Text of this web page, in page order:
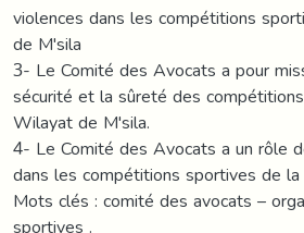
violences dans les compétitions
de M'sila
3- Le Comité des Avocats a pour
sécurité et la sûreté des
Wilayat de M'sila.
4- Le Comité des Avocats a un rôle
dans les compétitions sportives de
Mots clés : comité des avocats –